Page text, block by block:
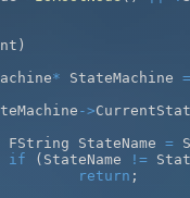
)
* StateMachine =
->
				FString StateName
=
if
( StateName !=
return ;